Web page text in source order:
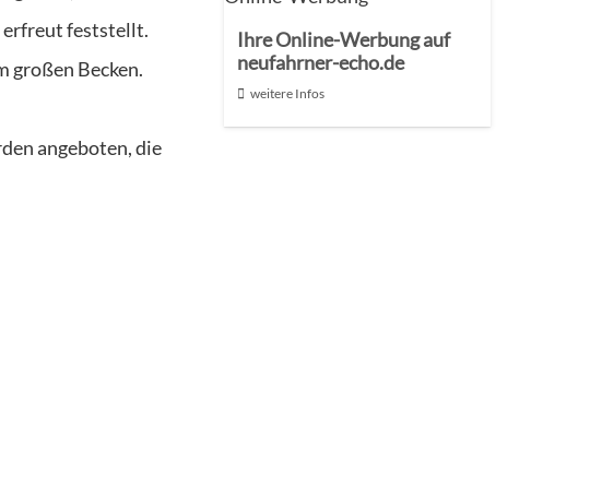
erfreut feststellt.
großen Becken.
angeboten, die
Ihre Online-Werbung auf
neufahrner-echo.de
weitere Infos